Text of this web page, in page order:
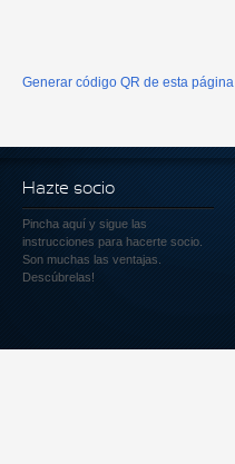
Generar código QR de esta página
Hazte socio
Pincha aquí y sigue las
instrucciones para hacerte socio.
Son muchas las ventajas.
Descúbrelas!